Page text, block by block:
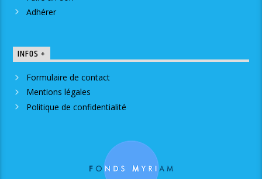
Adhérer
INFOS +
Formulaire de contact
Mentions légales
Politique de confidentialité